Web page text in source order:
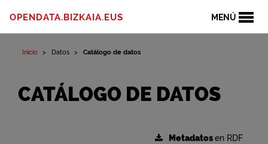
MENÚ
OPENDATA.BIZKAIA.EUS
Inicio Datos Catálogo de datos
CATÁLOGO DE DATOS
Metadatosen RDF